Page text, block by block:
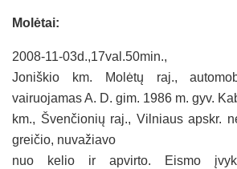
Molėtai:
2008-11-03d.,17val.50min.,
Joniškio km. Molėtų raj.,
vairuojamas A. D. gim. 1986 m. gyv.
km., Švenčionių raj., Vilniaus apskr.
greičio, nuvažiavo
nuo kelio ir apvirto. Eismo